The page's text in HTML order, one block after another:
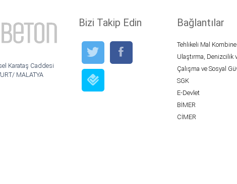
Karataş Caddesi
MALATYA
Bizi Takip Edin Bağlantılar
Tehlikeli Mal Kombine
Ulaştırma, Denizcilik
Çalışma ve Sosyal
SGK
E-Devlet
BİMER
CİMER